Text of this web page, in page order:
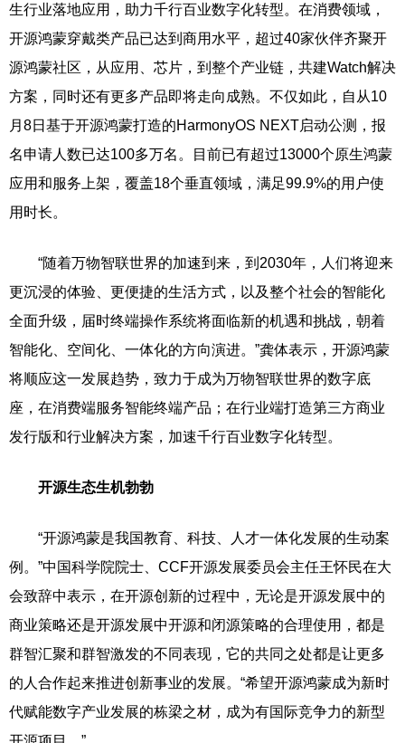
生行业落地应用，助力千行百业数字化转型。在消费领域，
开源鸿蒙穿戴类产品已达到商用水平，超过40家伙伴齐聚开
源鸿蒙社区，从应用、芯片，到整个产业链，共建Watch解决
方案，同时还有更多产品即将走向成熟。不仅如此，自从10
月8日基于开源鸿蒙打造的HarmonyOS NEXT启动公测，报
名申请人数已达100多万名。目前已有超过13000个原生鸿蒙
应用和服务上架，覆盖18个垂直领域，满足99.9%的用户使
用时长。
“随着万物智联世界的加速到来，到2030年，人们将迎来
更沉浸的体验、更便捷的生活方式，以及整个社会的智能化
全面升级，届时终端操作系统将面临新的机遇和挑战，朝着
智能化、空间化、一体化的方向演进。”龚体表示，开源鸿蒙
将顺应这一发展趋势，致力于成为万物智联世界的数字底
座，在消费端服务智能终端产品；在行业端打造第三方商业
发行版和行业解决方案，加速千行百业数字化转型。
开源生态生机勃勃
“开源鸿蒙是我国教育、科技、人才一体化发展的生动案
例。”中国科学院院士、CCF开源发展委员会主任王怀民在大
会致辞中表示，在开源创新的过程中，无论是开源发展中的
商业策略还是开源发展中开源和闭源策略的合理使用，都是
群智汇聚和群智激发的不同表现，它的共同之处都是让更多
的人合作起来推进创新事业的发展。“希望开源鸿蒙成为新时
代赋能数字产业发展的栋梁之材，成为有国际竞争力的新型